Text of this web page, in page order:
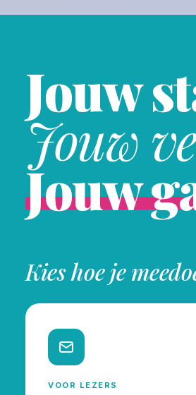
Jouw
Jouw
Jouw
Kies hoe je
VOOR LEZERS